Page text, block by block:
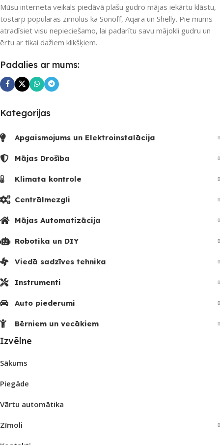
Nē
UZREIZ PIEEJAMAIS
SKAITS
Nē
UZREIZ PIEEJAMAIS
Mūsu interneta veikals piedāvā plašu gudro mājas iekārtu klāstu,
tostarp populāras zīmolus kā Sonoff, Aqara un Shelly. Pie mums
atradīsiet visu nepieciešamo, lai padarītu savu mājokli gudru un
ērtu ar tikai dažiem klikšķiem.
Padalies ar mums:
Kategorijas
Apgaismojums un Elektroinstalācija
Mājas Drošība
Klimata kontrole
Centrālmezgli
Mājas Automatizācija
Robotika un DIY
Viedā sadzīves tehnika
Instrumenti
Auto piederumi
Bērniem un vecākiem
Izvēlne
Sākums
Piegāde
Vārtu automātika
Zīmoli